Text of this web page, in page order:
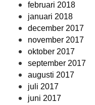
februari 2018
januari 2018
december 2017
november 2017
oktober 2017
september 2017
augusti 2017
juli 2017
juni 2017